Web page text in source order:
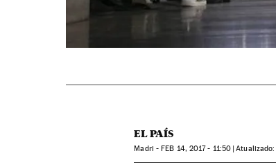
EL PAÍS
Madri -FEB 14, 2017 - 11:50 atualizado: